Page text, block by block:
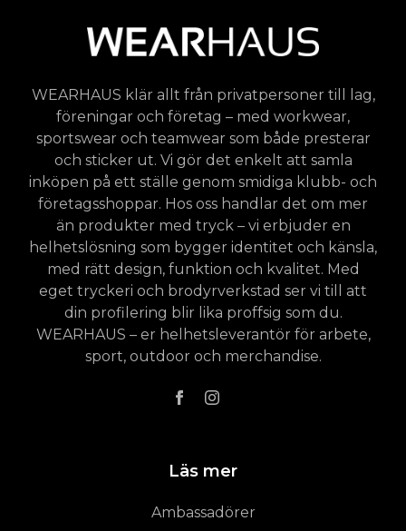
WEARHAUS klär allt från privatpersoner till lag,
föreningar och företag – med workwear,
sportswear och teamwear som både presterar
och sticker ut. Vi gör det enkelt att samla
inköpen på ett ställe genom smidiga klubb- och
företagsshoppar. Hos oss handlar det om mer
än produkter med tryck – vi erbjuder en
helhetslösning som bygger identitet och känsla,
med rätt design, funktion och kvalitet. Med
eget tryckeri och brodyrverkstad ser vi till att
din profilering blir lika proffsig som du.
WEARHAUS – er helhetsleverantör för arbete,
sport, outdoor och merchandise.
Läs mer
Ambassadörer